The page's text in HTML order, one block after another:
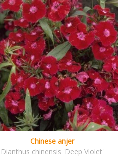
Chinese anjer
Dianthus chinensis 'Deep Violet'